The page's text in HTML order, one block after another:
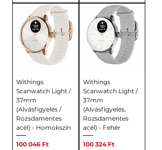
Withings
Scanwatch Light /
37mm
(Alvásfigyelés /
Rozsdamentes
acél) - Homokszín
Ár
100 046 Ft
Withings
Scanwatch Light /
37mm
(Alvásfigyelés,
Rozsdamentes
acél) - Fehér
Ár
100 324 Ft